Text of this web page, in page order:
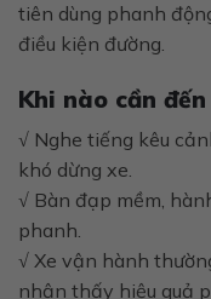
tiên dùng phanh
điều kiện đường.
Khi nào cần
√ Nghe tiếng kêu
khó dừng xe.
√ Bàn đạp mềm,
phanh.
√ Xe vận hành
nhận thấy hiệu quả